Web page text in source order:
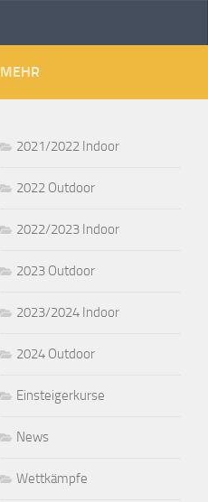
MEHR
2021/2022 Indoor
2022 Outdoor
2022/2023 Indoor
2023 Outdoor
2023/2024 Indoor
2024 Outdoor
Einsteigerkurse
News
Wettkämpfe